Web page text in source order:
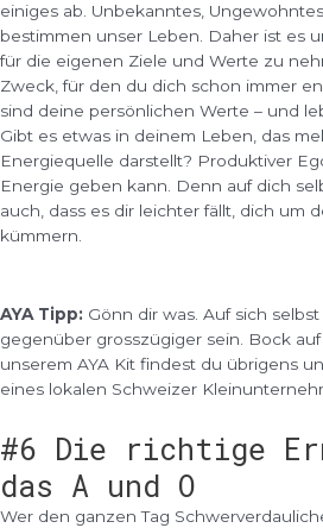
einiges ab. Unbekanntes,
bestimmen unser Leben. Daher ist es
für die eigenen Ziele und Werte zu
Zweck, für den du dich schon immer
sind deine persönlichen Werte – und
Gibt es etwas in deinem Leben, das
Energiequelle darstellt? Produktiver
Energie geben kann. Denn auf dich
auch, dass es dir leichter fällt, dich um
kümmern.
AYA Tipp: Gönn dir was. Auf sich
gegenüber grosszügiger sein. Bock
unserem AYA Kit findest du übrigens
eines lokalen Schweizer
#6 Die richtige
das A und O
Wer den ganzen Tag